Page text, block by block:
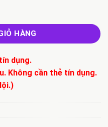
i5 6600U - Ram 8GB -
HÀNG
dụng.
Không cần thẻ tín dụng.